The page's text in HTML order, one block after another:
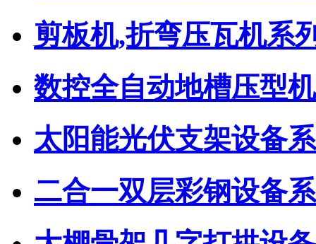
剪板机,折弯压瓦机系
数控全自动地槽压型机
太阳能光伏支架设备
二合一双层彩钢设备